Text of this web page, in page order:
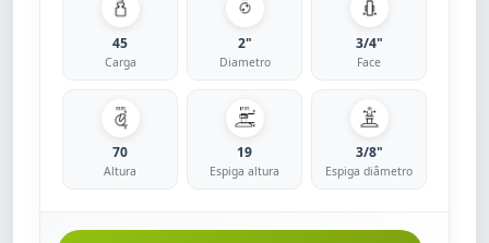
45
Carga
2"
Diametro
3/4"
Face
70
Altura
19
Espiga altura
3/8"
Espiga diâmetro